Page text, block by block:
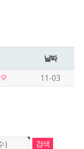
날짜
11-03